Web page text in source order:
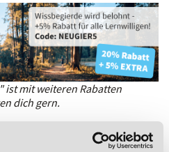
ist mit weiteren Rabatten
dich gern.